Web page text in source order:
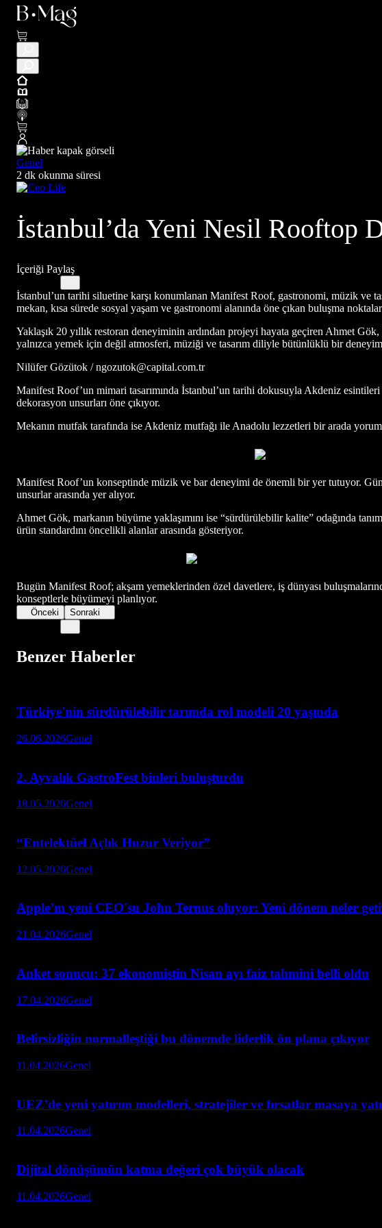
Genel
2 dk okunma süresi
İstanbul’da Yeni Nesil Rooftop
İçeriği Paylaş
İstanbul’un tarihi siluetine karşı konumlanan Manifest Roof, gastronomi, müzik ve
mekan, kısa sürede sosyal yaşam ve gastronomi alanında öne çıkan buluşma
Yaklaşık 20 yıllık restoran deneyiminin ardından projeyi hayata geçiren Ahmet
yalnızca yemek için değil atmosferi, müziği ve tasarım diliyle bütünlüklü bir
Nilüfer Gözütok / ngozutok@capital.com.tr
Manifest Roof’un mimari tasarımında İstanbul’un tarihi dokusuyla Akdeniz
dekorasyon unsurları öne çıkıyor.
Mekanın mutfak tarafında ise Akdeniz mutfağı ile Anadolu lezzetleri bir arada
Manifest Roof’un konseptinde müzik ve bar deneyimi de önemli bir yer tutuyor.
unsurlar arasında yer alıyor.
Ahmet Gök, markanın büyüme yaklaşımını ise “sürdürülebilir kalite” odağında
ürün standardını öncelikli alanlar arasında gösteriyor.
Bugün Manifest Roof; akşam yemeklerinden özel davetlere, iş dünyası
konseptlerle büyümeyi planlıyor.
Önceki Sonraki
Benzer Haberler
Türkiye'nin sürdürülebilir tarımda rol modeli 20 yaşında
26.06.2026Genel
2. Ayvalık GastroFest binleri buluşturdu
18.05.2026Genel
“Entelektüel Açlık Huzur Veriyor”
12.05.2026Genel
Apple’ın yeni CEO'su John Ternus oluyor: Yeni dönem neler
21.04.2026Genel
Anket sonucu: 37 ekonomistin Nisan ayı faiz tahmini belli oldu
17.04.2026Genel
Belirsizliğin normalleştiği bu dönemde liderlik ön plana çıkıyor
11.04.2026Genel
UEZ’de yeni yatırım modelleri, stratejiler ve fırsatlar masaya
11.04.2026Genel
Dijital dönüşümün katma değeri çok büyük olacak
11.04.2026Genel